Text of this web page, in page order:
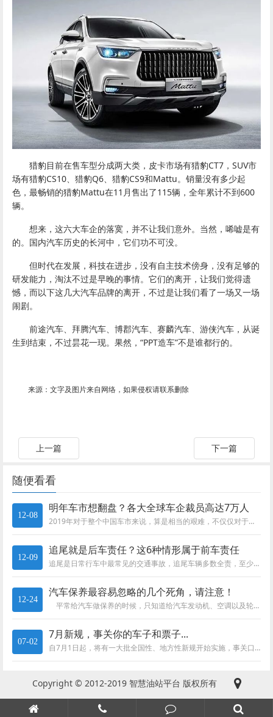
猎豹目前在售车型分成两大类，皮卡市场有猎豹CT7，SUV市
场有猎豹CS10、猎豹Q6、猎豹CS9和Mattu。销量没有多少起
色，最畅销的猎豹Mattu在11月售出了115辆，全年累计不到600
辆。
想来，这六大车企的落寞，并不让我们意外。当然，唏嘘是有
的。国内汽车历史的长河中，它们功不可没。
但时代在发展，科技在进步，没有自主技术傍身，没有足够的
研发能力，淘汰不过是早晚的事情。它们的离开，让我们觉得遗
憾，而以下这几大汽车品牌的离开，不过是让我们看了一场又一场
闹剧。
前途汽车、拜腾汽车、博郡汽车、赛麟汽车、游侠汽车，从诞
生到结束，不过昙花一现。果然，“PPT造车”不是谁都行的。
来源：文字及图片来自网络，如果侵权请联系删除
上一篇 下一篇
随便看看
12-08
明年车市想翻盘？各大全球车企裁员高达7万人
2019年对于整个中国车市来说，算是相当的艰难，不仅仅对于自主品牌，对于很多合资车企而言亦是如此。作为全球最大的汽车产销...
12-09
追尾就是后车责任？这6种情形属于前车责任
追尾是日常行车中最常见的交通事故，追尾车辆多数全责，至少也要承担个次要责任，这个已成为大多数司机的共识，但其实道路交通事...
12-24
汽车保养最容易忽略的几个死角，请注意！
平常给汽车做保养的时候，只知道给汽车发动机、空调以及轮胎等零件做保养。但是却常常会忽略汽车上面的一些死角，比如安全带、...
07-02
7月新规，事关你的车子和票子...
自7月1日起，将有一大批全国性、地方性新规开始实施，事关口罩、车子和票子等，快一起来看看吧。 全国性新规 公职人员政...
Copyright © 2012-2019 智慧油站平台 版权所有